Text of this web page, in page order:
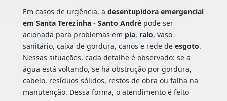
Em casos de urgência, a desentupidora emergencial
em Santa Terezinha - Santo Andrépode ser
acionada para problemas em pia, ralo, vaso
sanitário, caixa de gordura, canos e rede de esgoto.
Nessas situações, cada detalhe é observado: se a
água está voltando, se há obstrução por gordura,
cabelo, resíduos sólidos, restos de obra ou falha na
manutenção. Dessa forma, o atendimento é feito